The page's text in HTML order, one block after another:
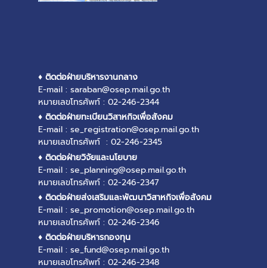
♦ ติดต่อฝ่ายบริหารงานกลาง
E-mail : saraban@osep.mail.go.th
หมายเลขโทรศัพท์ : 02-246-2344
♦ ติดต่อฝ่ายทะเบียนวิสาหกิจเพื่อสังคม
E-mail : se_registration@osep.mail.go.th
หมายเลขโทรศัพท์ : 02-246-2345
♦ ติดต่อฝ่ายวิจัยและนโยบาย
E-mail : se_planning@osep.mail.go.th
หมายเลขโทรศัพท์ : 02-246-2347
♦ ติดต่อฝ่ายส่งเสริมและพัฒนาวิสาหกิจเพื่อสังคม
E-mail : se_promotion@osep.mail.go.th
หมายเลขโทรศัพท์ : 02-246-2346
♦ ติดต่อฝ่ายบริหารกองทุน
E-mail : se_fund@osep.mail.go.th
หมายเลขโทรศัพท์ : 02-246-2348